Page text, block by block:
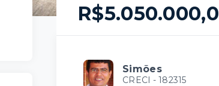
Simões
CRECI - 182315